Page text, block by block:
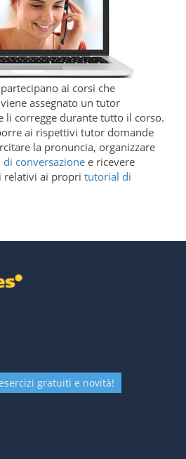
ai corsi che
assegnato un tutor
li corregge durante tutto il corso.
ai rispettivi tutor domande
la pronuncia, organizzare
conversazione e ricevere
relativi ai propri tutorial di
gratuiti e novità!